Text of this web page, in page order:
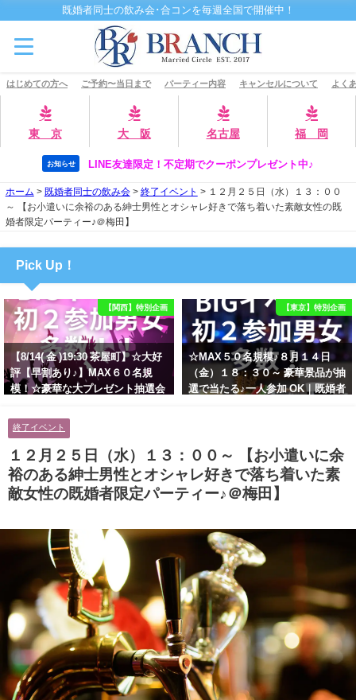
既婚者同士の飲み会･合コンを毎週全国で開催中！
はじめての方へ ご予約〜当日まで パーティー内容 キャンセルについて よく
東 京 大 阪 名古屋 福 岡
お知らせ LINE友達限定！不定期でクーポンプレゼント中♪
ホーム > 既婚者同士の飲み会> 終了イベント > １２月２５日（水）１３：００
～ 【お小遣いに余裕のある紳士男性とオシャレ好きで落ち着いた素敵女性の既
婚者限定パーティー♪＠梅田】
Pick Up！
【関西】特別企画
【8/14( 金 )19:30 茶屋町】☆大好
評【早割あり♪】MAX６０名規
模！☆豪華な大プレゼント抽選会
男性とオシャレ好きで落ち着いた
大人女性の既婚者限定ビッグパー
ティー♪＠茶屋町】
【東京】特別企画
☆MAX５０名規模♪８月１４日
（金）１８：３０～ 豪華景品が抽
選で当たる♪一人参加 OK｜既婚者
女性の既婚者限定ビッグパーティ
ー♪＠池袋】
終了イベント
１２月２５日（水）１３：００～ 【お小遣いに余
裕のある紳士男性とオシャレ好きで落ち着いた素
敵女性の既婚者限定パーティー♪＠梅田】